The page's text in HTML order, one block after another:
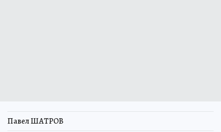
Павел ШАТРОВ